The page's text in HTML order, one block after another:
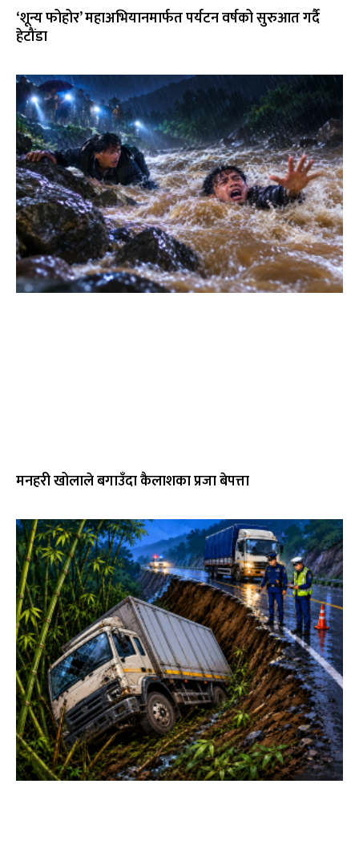
‘शून्य फोहोर’ महाअभियानमार्फत पर्यटन वर्षको सुरुआत गर्दै
हेटौंडा
मनहरी खोलाले बगाउँदा कैलाशका प्रजा बेपत्ता